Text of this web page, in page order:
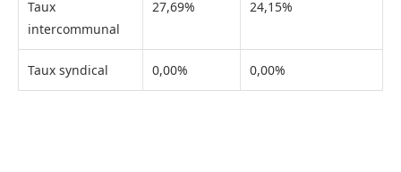
Taux
intercommunal
27,69% 24,15%
Taux syndical 0,00% 0,00%